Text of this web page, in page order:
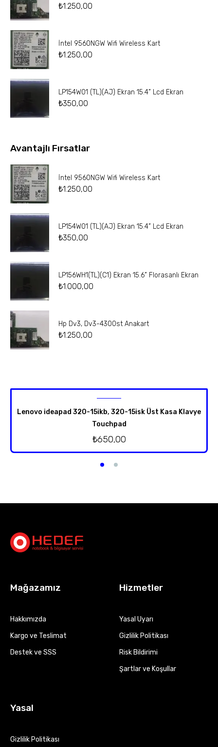
₺1.250,00
İntel 9560NGW Wifi Wireless Kart
₺1.250,00
LP154W01 (TL)(AJ) Ekran 15.4” Lcd Ekran
₺350,00
Avantajlı Fırsatlar
İntel 9560NGW Wifi Wireless Kart
₺1.250,00
LP154W01 (TL)(AJ) Ekran 15.4” Lcd Ekran
₺350,00
LP156WH1(TL)(C1) Ekran 15.6” Florasanlı Ekran
₺1.000,00
Hp Dv3, Dv3-4300st Anakart
₺1.250,00
Lenovo ideapad 320-15ikb, 320-15isk Üst Kasa Klavye
Touchpad
₺650,00
Mağazamız
Hakkımızda
Kargo ve Teslimat
Destek ve SSS
Hizmetler
Yasal Uyarı
Gizlilik Politikası
Risk Bildirimi
Şartlar ve Koşullar
Yasal
Gizlilik Politikası